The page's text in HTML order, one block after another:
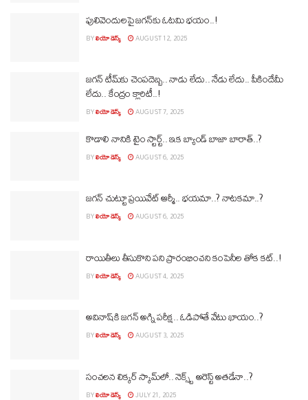
పులివెందులపై జగన్‌కు ఓటమి భయం..!
BYలియో డెస్క్ AUGUST 12, 2025
జగన్‌ టీమ్‌కు చెంపదెబ్బ.. నాడు లేదు.. నేడు లేదు.. పీకిందేమీ
లేదు.. కేంద్రం క్లారిటీ..!
BYలియో డెస్క్ AUGUST 7, 2025
కొడాలి నానికి టైం స్టార్ట్.. ఇక బ్యాండ్‌ బాజా బారాత్‌..?
BYలియో డెస్క్ AUGUST 6, 2025
జగన్‌ చుట్టూ ప్రయివేట్ ఆర్మీ.. భయమా..? నాటకమా..?
BYలియో డెస్క్ AUGUST 6, 2025
రాయితీలు తీసుకొని పని ప్రారంభించని కంపెనీల తోక కట్‌..!
BYలియో డెస్క్ AUGUST 4, 2025
అవినాష్‌కి జగన్‌ అగ్ని పరీక్ష.. ఓడిపోతే వేటు ఖాయం..?
BYలియో డెస్క్ AUGUST 3, 2025
సంచలన లిక్కర్‌ స్కామ్‌లో.. నెక్స్ట్ అరెస్ట్‌ అతడేనా..?
BYలియో డెస్క్ JULY 21, 2025